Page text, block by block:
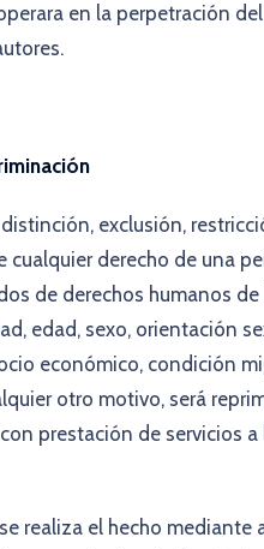
en la perpetración
exclusión,
derecho de una
de derechos humanos de
edad, sexo, orientación
económico, condición
otro motivo, será
prestación de servicios
realiza el hecho